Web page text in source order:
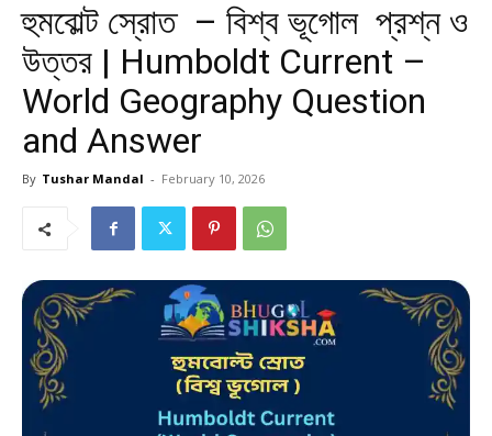
হুমবোল্ট স্রোত – বিশ্ব ভূগোল প্রশ্ন ও
উত্তর | Humboldt Current –
World Geography Question
and Answer
By Tushar Mandal - February 10, 2026